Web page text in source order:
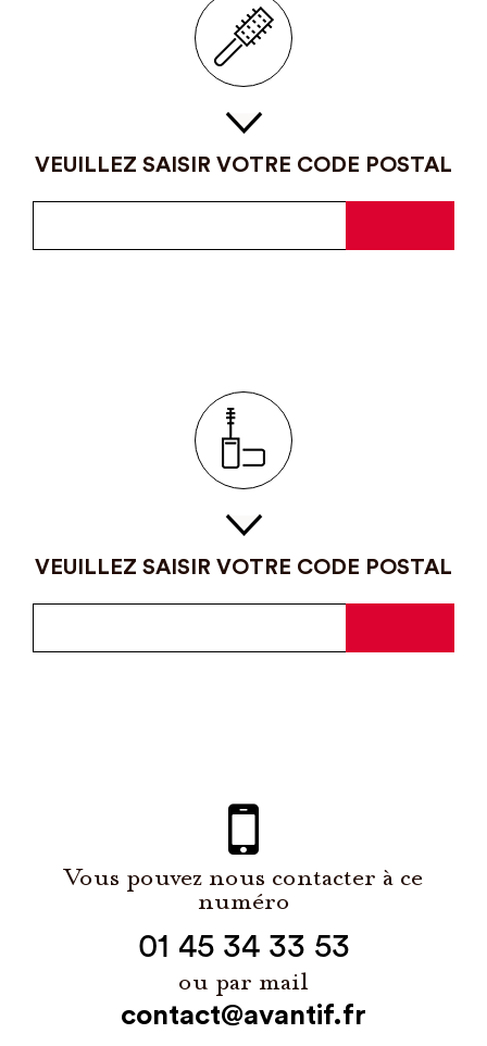
VEUILLEZ SAISIR VOTRE CODE POSTAL
VEUILLEZ SAISIR VOTRE CODE POSTAL
Vous pouvez nous contacter à ce
numéro
01 45 34 33 53
ou par mail
contact@avantif.fr